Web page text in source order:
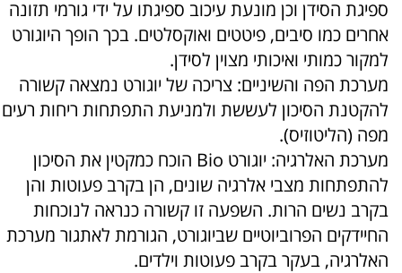
ספיגת הסידן וכן מונעת עיכוב ספיגתו על ידי גורמי תזונה
אחרים כמו סיבים, פיטטים ואוקסלטים. בכך הופך היוגורט
למקור כמותי ואיכותי מצוין לסידן.
מערכת הפה והשיניים: צריכה של יוגורט נמצאה קשורה
להקטנת הסיכון לעששת ולמניעת התפתחות ריחות רעים
מפה (הליטוזיס).
מערכת האלרגיה: יוגורט Bio הוכח כמקטין את הסיכון
להתפתחות מצבי אלרגיה שונים, הן בקרב פעוטות והן
בקרב נשים הרות. השפעה זו קשורה כנראה לנוכחות
החיידקים הפרוביוטיים שביוגורט, הגורמת לאתגור מערכת
האלרגיה, בעקר בקרב פעוטות וילדים.